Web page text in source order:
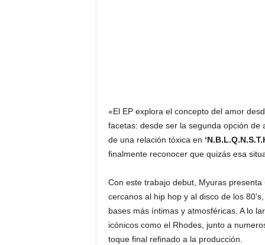
«El EP explora el concepto del amor
facetas: desde ser la segunda opción de
de una relación tóxica en
finalmente reconocer que quizás esa
Con este trabajo debut, Myuras
cercanos al hip hop y al disco de los
bases más íntimas y atmosféricas. A lo
icónicos como el Rhodes, junto a
toque final refinado a la producción.